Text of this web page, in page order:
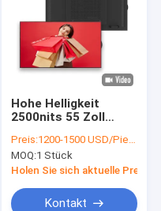
Hohe Helligkeit
2500nits 55 Zoll
Fenster Bildschirm
Semi Outdoor Ad
Player LCD-Display
Preis:1200-1500 USD/Piece
MOQ:1 Stück
Holen Sie sich aktuelle Preis
Kontakt